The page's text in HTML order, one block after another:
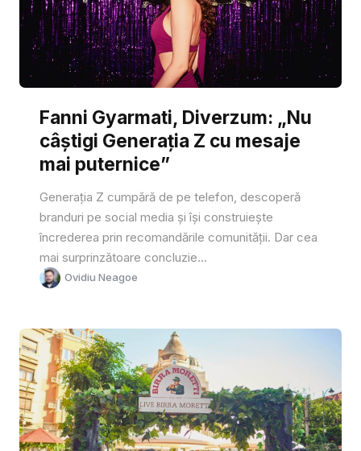
Fanni Gyarmati, Diverzum: „Nu
câștigi Generația Z cu mesaje
mai puternice”
Generația Z cumpără de pe telefon, descoperă
branduri pe social media și își construiește
încrederea prin recomandările comunității. Dar cea
mai surprinzătoare concluzie...
Ovidiu Neagoe